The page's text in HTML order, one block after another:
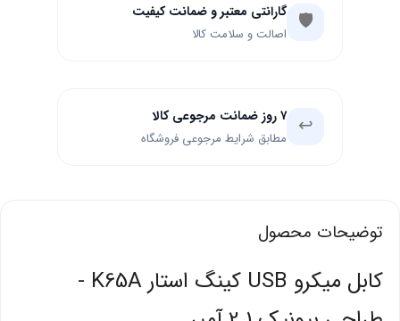
🛡️ گارانتی معتبر و ضمانت کیفیت
اصالت و سلامت کالا
↩️ ۷ روز ضمانت مرجوعی کالا
مطابق شرایط مرجوعی فروشگاه
توضیحات محصول
کابل میکرو USB کینگ استار K65A -